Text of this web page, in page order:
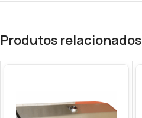
Produtos relacionados